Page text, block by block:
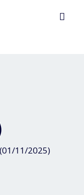
11/2025)